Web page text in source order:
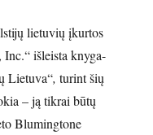
lietuvių įkurtos
išleista knyga-
Lietuva“, turint šių
– ją tikrai būtų
Blumingtone